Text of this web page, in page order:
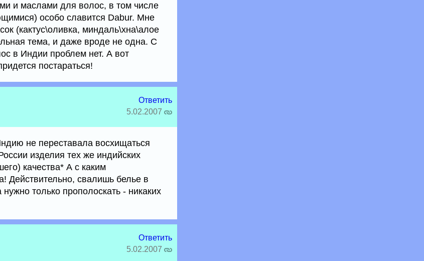
и маслами для волос, в том числе
особо славится Dabur. Мне
(кактус\оливка, миндаль\хна\алое
тема, и даже вроде не одна. С
в Индии проблем нет. А вот
постараться!
Ответить
5.02.2007
не переставала восхищаться
изделия тех же индийских
качества* А с каким
Действительно, свалишь белье в
только прополоскать - никаких
Ответить
5.02.2007